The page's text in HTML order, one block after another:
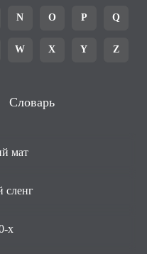
N O P Q
W X Y Z
Словарь
мат
сленг
х